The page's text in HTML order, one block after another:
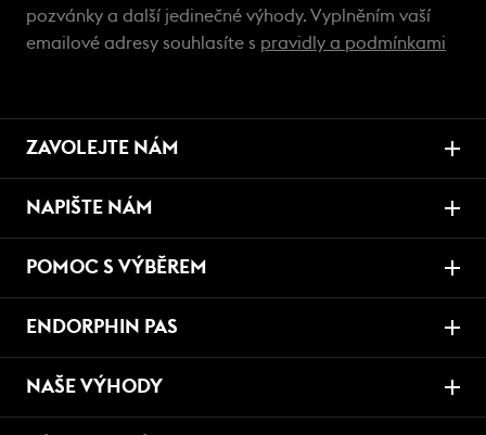
pozvánky a další jedinečné výhody. Vyplněním vaší
emailové adresy souhlasíte s pravidly a podmínkami
ZAVOLEJTE NÁM
NAPIŠTE NÁM
POMOC S VÝBĚREM
ENDORPHIN PAS
NAŠE VÝHODY